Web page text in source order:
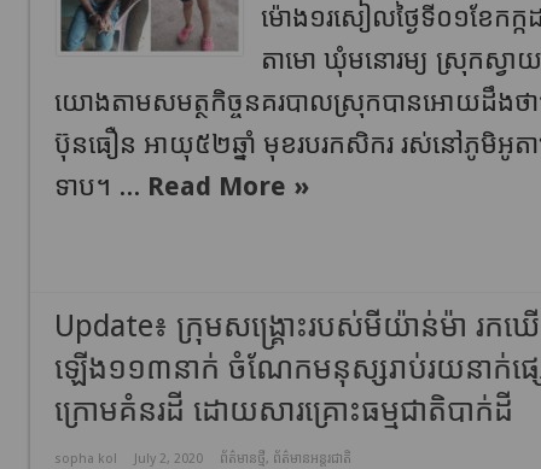
ម៉ោង១រសៀលថ្ងៃទី០១ខែកក្ក
តាមោ ឃុំមនោរម្យ ស្រុកស្វាយ
យោងតាមសមត្ថកិច្ចនគរបាលស្រុកបានអោយដឹងថ
ប៊ុនធឿន អាយុ៥២ឆ្នាំ មុខរបរកសិករ រស់នៅភូមិអូត
ទាប។ ... Read More »
Update៖ ក្រុមសង្រ្គោះរបស់មីយ៉ាន់ម៉ា រកឃ
ឡើង១១៣នាក់ ចំណែកមនុស្សរាប់រយនាក់ផ្
ក្រោមគំនរដី ដោយសារគ្រោះធម្មជាតិបាក់ដី
sopha kol July 2, 2020 ព័ត៌មានថ្មី, ព័ត៌មានអន្តរជាតិ